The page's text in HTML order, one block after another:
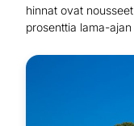
hinnat ovat
prosenttia lama-ajan